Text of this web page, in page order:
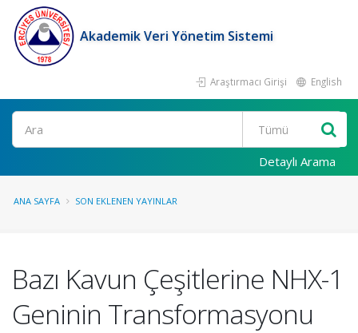
Akademik Veri Yönetim Sistemi
Araştırmacı Girişi English
Ara
Detaylı Arama
ANA SAYFA SON EKLENEN YAYINLAR
Bazı Kavun Çeşitlerine NHX-1
Geninin Transformasyonu